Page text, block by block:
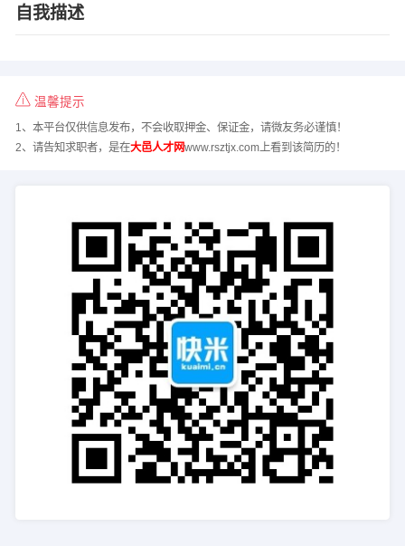
自我描述
温馨提示
1、本平台仅供信息发布，不会收取押金、保证金，请微友务必谨慎！
2、请告知求职者，是在大邑人才网www.rsztjx.com上看到该简历的！